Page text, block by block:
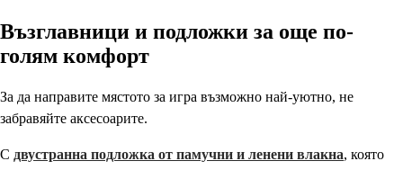
Възглавници и подложки за още по-
голям комфорт
За да направите мястото за игра възможно най-уютно, не
забравяйте аксесоарите.
С двустранна подложка от памучни и ленени влакна, която